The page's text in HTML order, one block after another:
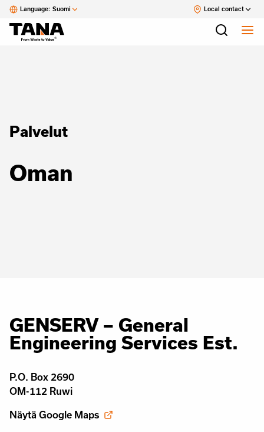
Language: Suomi Local contact
Palvelut
Oman
GENSERV – General
Engineering Services Est.
P.O. Box 2690
OM-112 Ruwi
Näytä Google Maps